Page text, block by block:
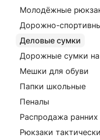
Молодёжные
Дорожно-
Деловые сумки
Дорожные сумки на
Мешки для обуви
Папки школьные
Пеналы
Распродажа
Рюкзаки